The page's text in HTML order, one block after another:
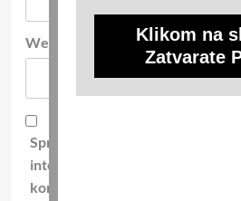
Web-stranica
Spremi moje ime, e-poštu i web-
internet pregledniku za sljedeći
komentirao.
Klikom na
Zatvarate